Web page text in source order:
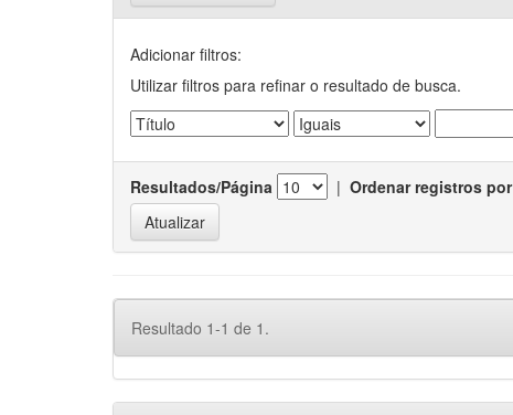
Adicionar filtros:
Utilizar filtros para refinar o resultado de busca.
Resultados/Página | Ordenar registros por
Resultado 1-1 de 1.